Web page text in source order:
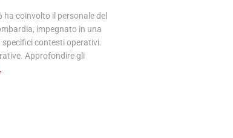
coinvolto il personale del
impegnato in una
specifici contesti operativi.
Approfondire gli